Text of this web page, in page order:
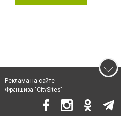
Реклама на сайте
Франшиза "CitySites"